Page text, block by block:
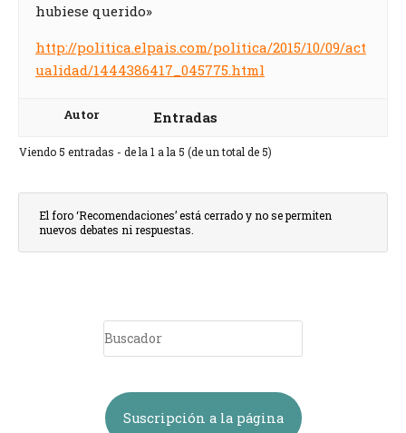
hubiese querido»
http://politica.elpais.com/politica/2015/10/09/act
ualidad/1444386417_045775.html
Autor Entradas
Viendo 5 entradas - de la 1 a la 5 (de un total de 5)
El foro ‘Recomendaciones’ está cerrado y no se permiten
nuevos debates ni respuestas.
Suscripción a la página